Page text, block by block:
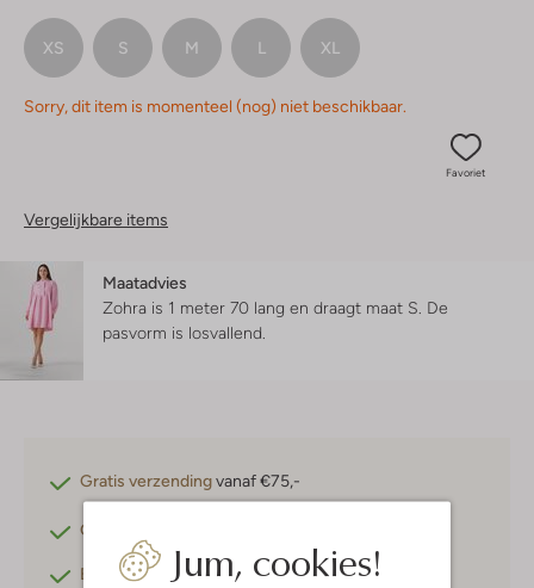
Jum, cookies!
XS S M L XL
Sorry, dit item is momenteel (nog) niet beschikbaar.
Favoriet
Vergelijkbare items
Maatadvies
Zohra is 1 meter 70 lang en draagt maat S. De
pasvorm is losvallend
Gratis verzendingvanaf €75,-
Gratis retourneren
Betaal achterafmet Klarna